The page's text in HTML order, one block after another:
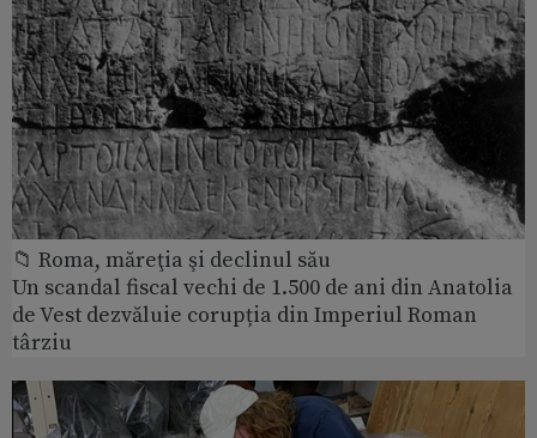
📁 Roma, măreţia şi declinul său
Un scandal fiscal vechi de 1.500 de ani din Anatolia
de Vest dezvăluie corupția din Imperiul Roman
târziu